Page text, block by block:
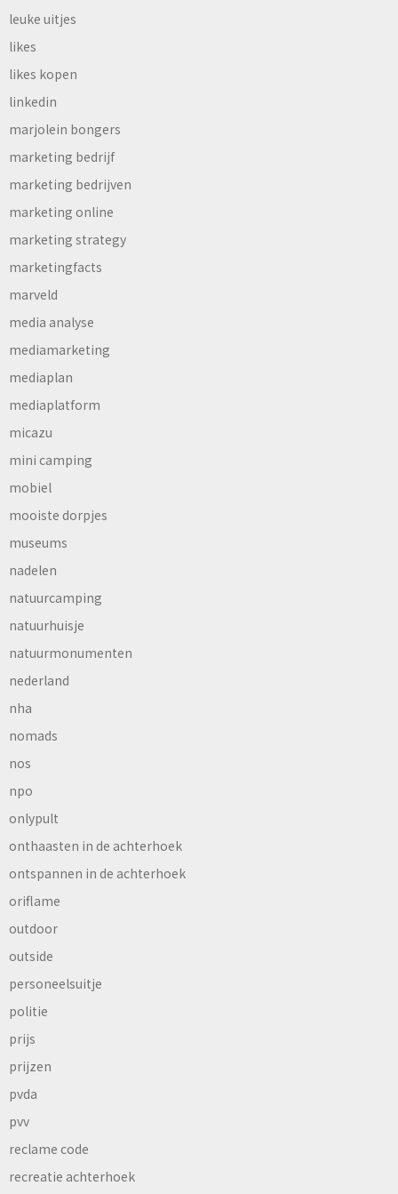
leuke uitjes
likes
likes kopen
linkedin
marjolein bongers
marketing bedrijf
marketing bedrijven
marketing online
marketing strategy
marketingfacts
marveld
media analyse
mediamarketing
mediaplan
mediaplatform
micazu
mini camping
mobiel
mooiste dorpjes
museums
nadelen
natuurcamping
natuurhuisje
natuurmonumenten
nederland
nha
nomads
nos
npo
onlypult
onthaasten in de achterhoek
ontspannen in de achterhoek
oriflame
outdoor
outside
personeelsuitje
politie
prijs
prijzen
pvda
pvv
reclame code
recreatie achterhoek